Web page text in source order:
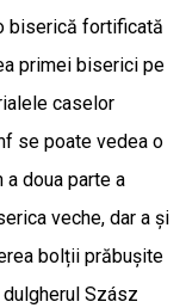
biserică fortificată
primei biserici pe
caselor
se poate vedea o
a doua parte a
veche, dar a și
bolții prăbușite
Szász